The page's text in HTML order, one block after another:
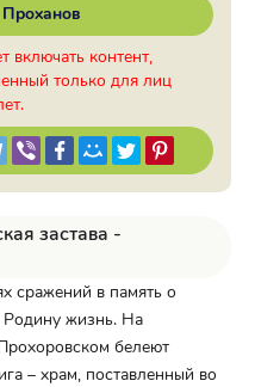
включать контент,
только для лиц
застава -
сражений в память о
Родину жизнь. На
белеют
– храм, поставленный во